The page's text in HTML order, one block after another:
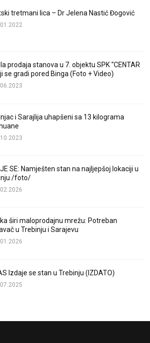
tretmani lica – Dr Jelena Nastić Đogović
prodaja stanova u 7. objektu SPK “CENTAR
se gradi pored Binga (Foto + Video)
i Sarajlija uhapšeni sa 13 kilograma
SE: Namješten stan na najljepšoj lokaciji u
/foto/
širi maloprodajnu mrežu: Potreban
u Trebinju i Sarajevu
Izdaje se stan u Trebinju (IZDATO)